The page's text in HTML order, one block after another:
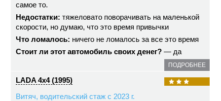
самое то.
Недостатки: тяжеловато поворачивать на маленькой
скорости, но думаю, что это время привычки
Что ломалось: ничего не ломалось за все это время
Стоит ли этот автомобиль своих денег? — да
ПОДРОБНЕЕ
LADA 4x4 (1995)
Витяч, водительский стаж с 2023 г.